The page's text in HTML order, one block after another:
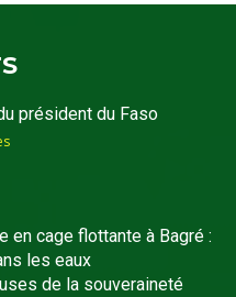
président du Faso
en cage flottante à Bagré :
les eaux
de la souveraineté